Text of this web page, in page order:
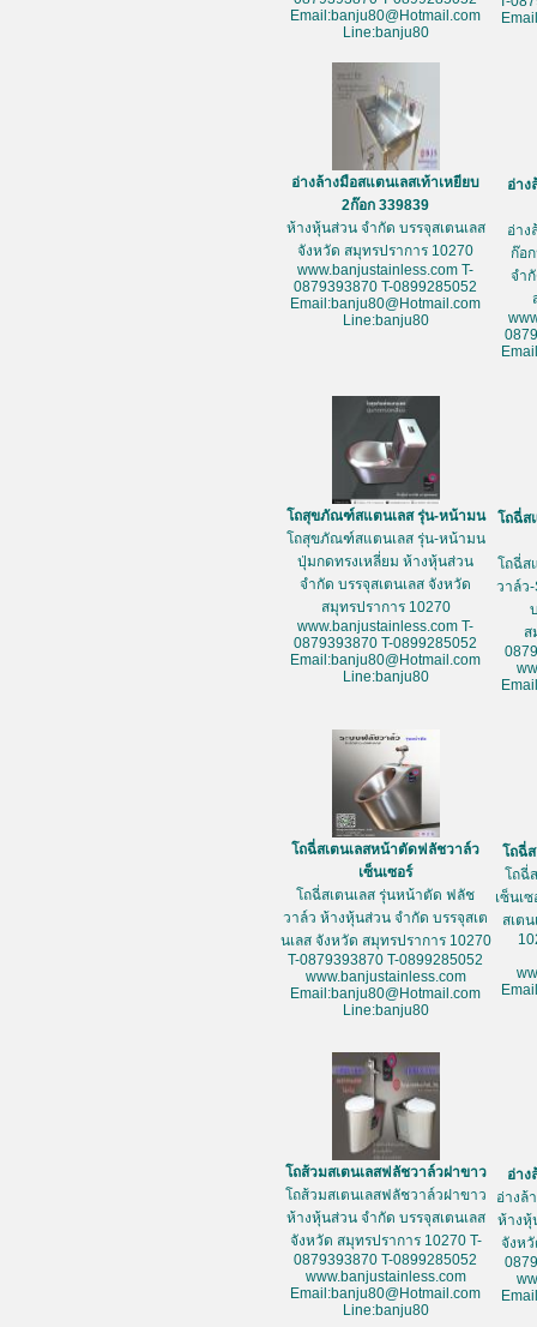
Email:banju80@Hotmail.com
Line:banju80
อ่างล้างมือสแตนเลสเท้าเหยียบ
2ก๊อก 339839
ห้างหุ้นส่วน จำกัด บรรจุสเตนเลส
จังหวัด สมุทรปราการ 10270
www.banjustainless.com T-
0879393870 T-0899285052
Email:banju80@Hotmail.com
Line:banju80
อ่าง
อ่าง
ก๊อ
จำ
โถสุขภัณฑ์สแตนเลส รุ่น-หน้ามน
โถสุขภัณฑ์สแตนเลส รุ่น-หน้ามน
ปุ่มกดทรงเหลี่ยม ห้างหุ้นส่วน
จำกัด บรรจุสเตนเลส จังหวัด
สมุทรปราการ 10270
www.banjustainless.com T-
0879393870 T-0899285052
Email:banju80@Hotmail.com
Line:banju80
โถฉี่ส
โถฉี่ส
วาล์ว
ส
โถฉี่สเตนเลสหน้าตัดฟลัชวาล์ว
เซ็นเซอร์
โถฉี่สเตนเลส รุ่นหน้าตัด ฟลัช
วาล์ว ห้างหุ้นส่วน จำกัด บรรจุสเต
นเลส จังหวัด สมุทรปราการ 10270
T-0879393870 T-0899285052
www.banjustainless.com
Email:banju80@Hotmail.com
Line:banju80
โถฉี่
โถฉี่
เซ็นเ
สเต
โถส้วมสเตนเลสฟลัชวาล์วฝาขาว
โถส้วมสเตนเลสฟลัชวาล์วฝาขาว
ห้างหุ้นส่วน จำกัด บรรจุสเตนเลส
จังหวัด สมุทรปราการ 10270 T-
0879393870 T-0899285052
www.banjustainless.com
Email:banju80@Hotmail.com
Line:banju80
อ่าง
อ่างล้
ห้างหุ้
จังห